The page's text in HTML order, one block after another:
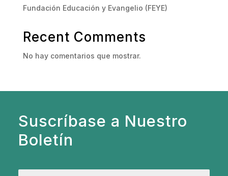
Fundación Educación y Evangelio (FEYE)
Recent Comments
No hay comentarios que mostrar.
Suscríbase a Nuestro
Boletín